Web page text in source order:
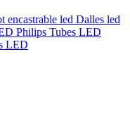
encastrable led Dalles led
Philips Tubes LED
LED